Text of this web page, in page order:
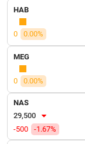
HAB
0 0.00%
MEG
0 0.00%
NAS
29,500
-500
-1.67%
SỨC
KHỎE
TÀI
CHÍNH